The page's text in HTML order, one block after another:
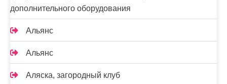
дополнительного оборудования
Альянс
Альянс
Аляска, загородный клуб